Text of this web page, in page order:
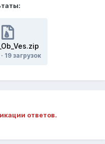
· 19 загрузок
ответов.